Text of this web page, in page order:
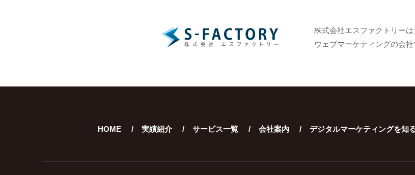
株式会社エスファクトリー
ウェブマーケティングの会社
HOME 実績紹介 サービス一覧 会社案内 デジタルマーケティングを知